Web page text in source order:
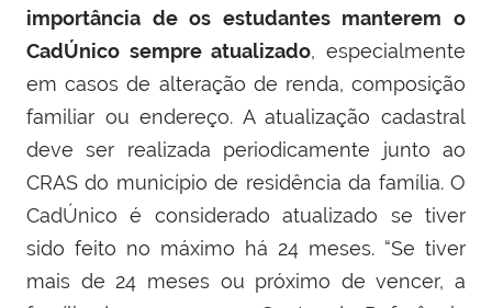
importância de os estudantes manterem o
CadÚnico sempre atualizado, especialmente
em casos de alteração de renda, composição
familiar ou endereço. A atualização cadastral
deve ser realizada periodicamente junto ao
CRAS do município de residência da família. O
CadÚnico é considerado atualizado se tiver
sido feito no máximo há 24 meses. “Se tiver
mais de 24 meses ou próximo de vencer, a